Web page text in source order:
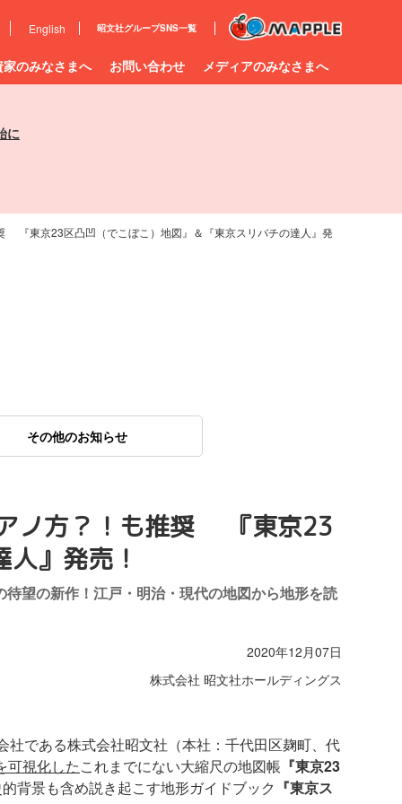
English 昭文社グループSNS一覧
のみなさまへ お問い合わせ メディアのみなさまへ
に
『東京23区凸凹（でこぼこ）地図』＆『東京スリバチの達人』発
その他のお知らせ
ノ方？！も推奨 『東京23
』発売！
望の新作！江戸・明治・現代の地図から地形を読
2020年12月07日
株式会社 昭文社ホールディングス
である株式会社昭文社（本社：千代田区麹町、代
可視化したこれまでにない大縮尺の地図帳 『東京23
背景も含め説き起こす地形ガイドブック 『東京ス